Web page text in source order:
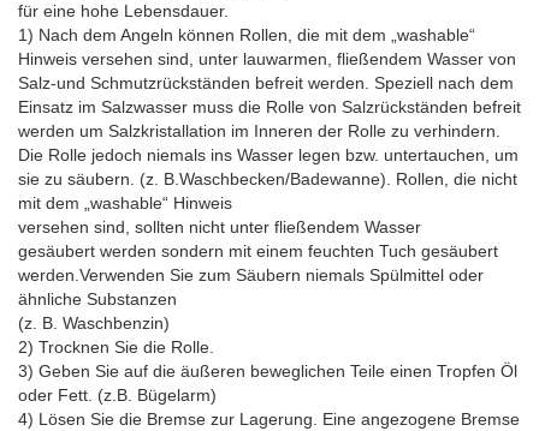
für eine hohe Lebensdauer.
1) Nach dem Angeln können Rollen, die mit dem „washable“
Hinweis versehen sind, unter lauwarmen, fließendem Wasser von
Salz-und Schmutzrückständen befreit werden. Speziell nach dem
Einsatz im Salzwasser muss die Rolle von Salzrückständen befreit
werden um Salzkristallation im Inneren der Rolle zu verhindern.
Die Rolle jedoch niemals ins Wasser legen bzw. untertauchen, um
sie zu säubern. (z. B.Waschbecken/Badewanne). Rollen, die nicht
mit dem „washable“ Hinweis
versehen sind, sollten nicht unter fließendem Wasser
gesäubert werden sondern mit einem feuchten Tuch gesäubert
werden.Verwenden Sie zum Säubern niemals Spülmittel oder
ähnliche Substanzen
(z. B. Waschbenzin)
2) Trocknen Sie die Rolle.
3) Geben Sie auf die äußeren beweglichen Teile einen Tropfen Öl
oder Fett. (z.B. Bügelarm)
4) Lösen Sie die Bremse zur Lagerung. Eine angezogene Bremse